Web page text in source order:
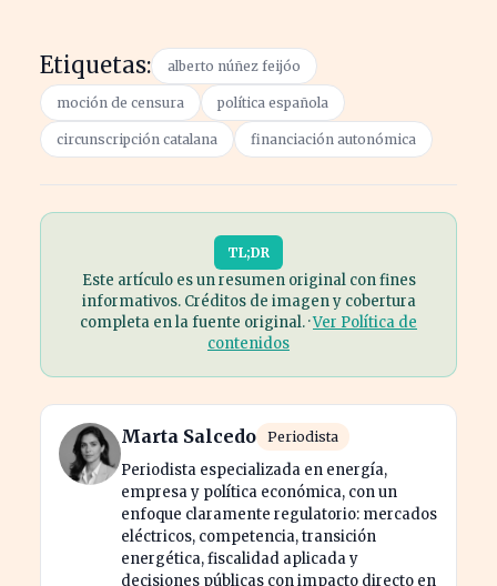
Etiquetas: alberto núñez feijóo
moción de censura política española
circunscripción catalana financiación autonómica
TL;DR
Este artículo es un resumen original con fines
informativos. Créditos de imagen y cobertura
completa en la fuente original. ·Ver Política de
contenidos
Marta Salcedo Periodista
Periodista especializada en energía,
empresa y política económica, con un
enfoque claramente regulatorio: mercados
eléctricos, competencia, transición
energética, fiscalidad aplicada y
decisiones públicas con impacto directo en